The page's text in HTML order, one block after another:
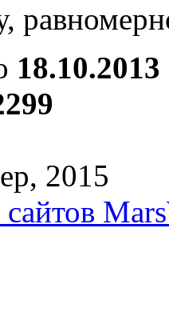
18.10.2013
2015